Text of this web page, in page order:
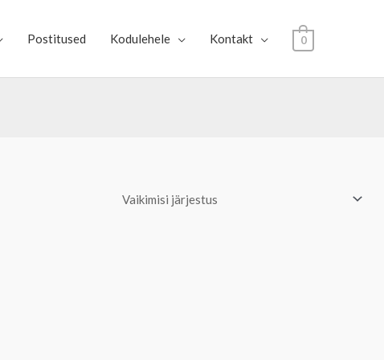
Postitused Kodulehele Kontakt 0